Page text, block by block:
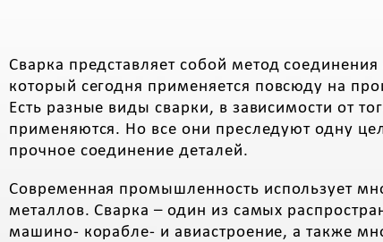
Сварка представляет собой метод
который сегодня применяется повсюду на
Есть разные виды сварки, в зависимости от
применяются. Но все они преследуют одну
прочное соединение деталей.
Современная промышленность использует
металлов. Сварка – один из самых
машино- корабле- и авиастроение, а также